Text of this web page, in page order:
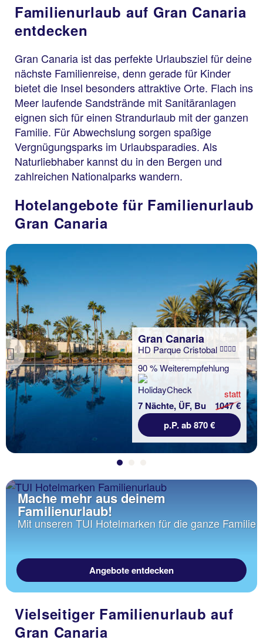
Familienurlaub auf Gran Canaria
entdecken
Gran Canaria ist das perfekte Urlaubsziel für deine
nächste Familienreise, denn gerade für Kinder
bietet die Insel besonders attraktive Orte. Flach ins
Meer laufende Sandstrände mit Sanitäranlagen
eignen sich für einen Strandurlaub mit der ganzen
Familie. Für Abwechslung sorgen spaßige
Vergnügungsparks im Urlaubsparadies. Als
Naturliebhaber kannst du in den Bergen und
zahlreichen Nationalparks wandern.
Hotelangebote für Familienurlaub
Gran Canaria
Previous
Gran Canaria
HD Parque Cristobal
90 % Weiterempfehlung
7 Nächte, ÜF, Bu
statt
1047 €
p.P. ab 870 €
Mache mehr aus deinem
Familienurlaub!
Mit unseren TUI Hotelmarken für die ganze Familie
Angebote entdecken
Vielseitiger Familienurlaub auf
Gran Canaria